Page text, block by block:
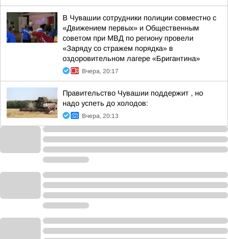
В Чувашии сотрудники полиции совместно с
«Движением первых» и Общественным
советом при МВД по региону провели
«Заряду со стражем порядка» в
оздоровительном лагере «Бригантина»
Вчера, 20:17
Правительство Чувашии поддержит , но
надо успеть до холодов:
Вчера, 20:13